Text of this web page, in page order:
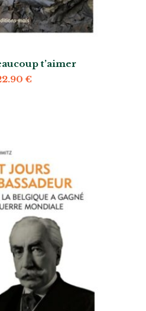
t’aimer
€